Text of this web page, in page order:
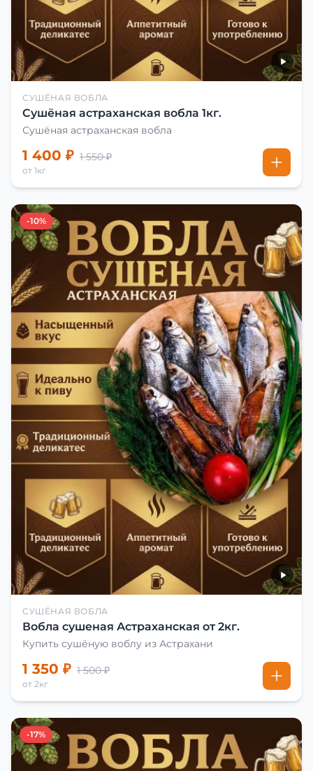
СУШЁНАЯ ВОБЛА
Сушёная астраханская вобла 1кг.
Сушёная астраханская вобла
1 400 ₽ 1 550 ₽
от 1кг
-10%
СУШЁНАЯ ВОБЛА
Вобла сушеная Астраханская от 2кг.
Купить сушёную воблу из Астрахани
1 350 ₽ 1 500 ₽
от 2кг
-17%